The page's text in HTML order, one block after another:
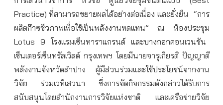
Practice) ที่สามารถขยายผลได้อย่างต่อเนื่อง และยั่งยืน “การ
ผลิตก๊าซชีวภาพเพื่อใช้เป็นพลังงานทดแทน” ณ
ห้องประชุม
Lotus 9 โรงแรมเซ็นทาราแกรนด์ และบางกอกคอนเวนชัน
เซ็นเตอร์เซ็นทรัลเวิลด์ กรุงเทพฯ โดยมีนายจารุเกียรติ ปัญญาดี
พลังงานจังหวัดลำปาง
ผู้มีส่วนร่วมและใช้ประโยชน์จากงาน
วิจัย
ร่วมเวทีเสวนา
ซึ่งการจัดกิจกรรมดังกล่าวได้รับการ
สนับสนุนโดยสำนักงานการวิจัยแห่งชาติ
และเครือข่ายวิจัย